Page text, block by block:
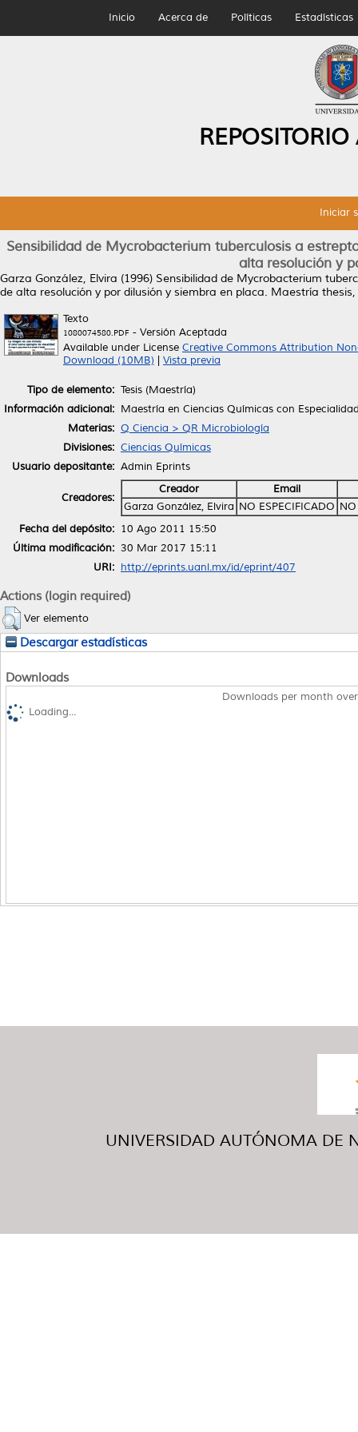
Inicio Acerca de Políticas Estadísticas
Iniciar
Sensibilidad de Mycrobacterium tuberculosis a
alta resolución y
Garza González, Elvira (1996) Sensibilidad de Mycrobacterium
de alta resolución y por dilusión y siembra en placa. Maestría
Texto
1080074580.PDF - Versión Aceptada
Available under License Creative Commons Attribution
Download (10MB)
Vista previa
Tipo de elemento: Tesis (Maestría)
Información adicional: Maestría en Ciencias Químicas con
Materias: Q Ciencia > QR Microbiología
Divisiones: Ciencias Químicas
Usuario depositante: Admin Eprints
Creadores:
Creador
Email
Garza González, Elvira NO ESPECIFICADO
Fecha del depósito: 10 Ago 2011 15:50
Última modificación: 30 Mar 2017 15:11
URI: http://eprints.uanl.mx/id/eprint/407
Actions (login required)
Ver elemento
Descargar estadísticas
Downloads
Downloads per month
Loading...
UNIVERSIDAD AUTÓNOMA DE